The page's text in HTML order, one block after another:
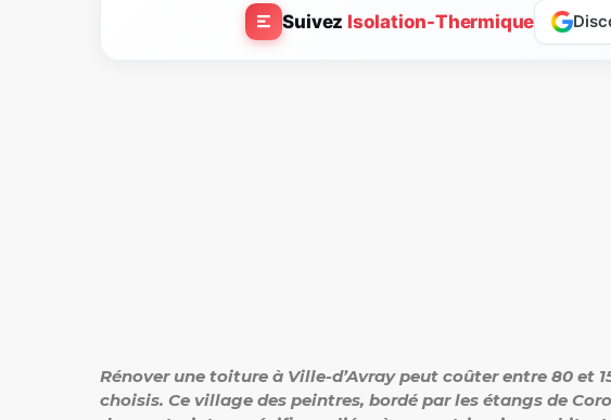
Suivez Isolation-Thermique
Rénover une toiture à Ville-d’Avray peut coûter entre 80 et
choisis. Ce village des peintres, bordé par les étangs de